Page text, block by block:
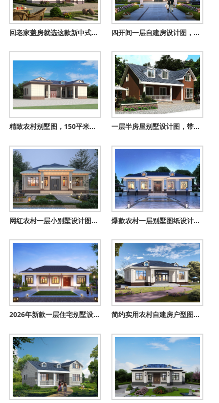
回老家盖房就选这款新中式一层设计，16乘8米大小正合适 四开间一层自建房设计图，四卧二厅+棋牌室+书房
精致农村别墅图，150平米一层三合院设计，四卧二厅舒适宜居 一层半房屋别墅设计图，带阁楼图、带露台，外观新颖时尚
网红农村一层小别墅设计图，建一层的必看 爆款农村一层别墅图纸设计，看过的都说漂亮实用
2026年新款一层住宅别墅设计图纸，中式风格漂亮极了 简约实用农村自建房户型图，美观经济又通透，南北通透住得爽！